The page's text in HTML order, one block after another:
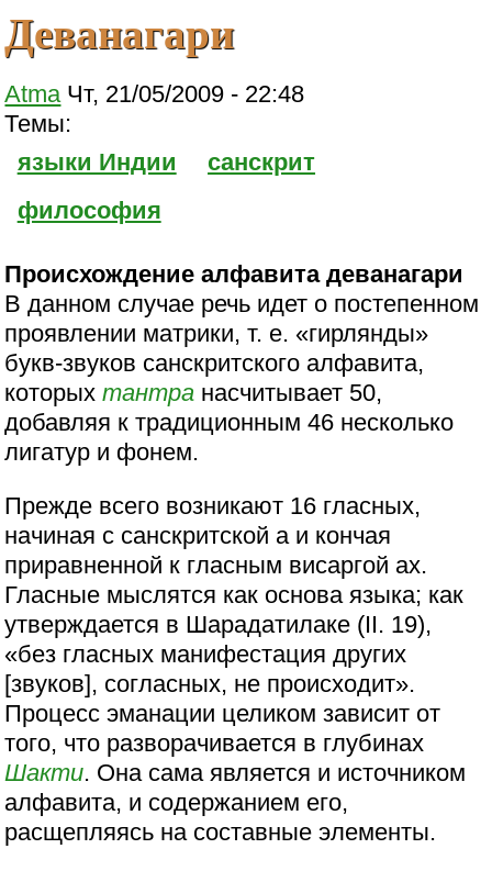
Деванагари
Atma Чт, 21/05/2009 - 22:48
Темы:
языки Индии
санскрит
философия
Происхождение алфавита деванагари
В данном случае речь идет о постепенном
проявлении матрики, т. е. «гирлянды»
букв-звуков санскритского алфавита,
которыхтантра насчитывает 50,
добавляя к традиционным 46 несколько
лигатур и фонем.
Прежде всего возникают 16 гласных,
начиная с санскритской а и кончая
приравненной к гласным висаргой ах.
Гласные мыслятся как основа языка; как
утверждается в Шарадатилаке (II. 19),
«без гласных манифестация других
[звуков], согласных, не происходит».
Процесс эманации целиком зависит от
того, что разворачивается в глубинах
Шакти. Она сама является и источником
алфавита, и содержанием его,
расщепляясь на составные элементы.